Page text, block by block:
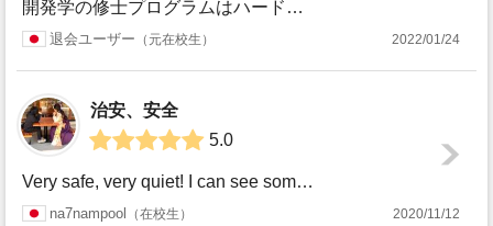
開発学の修士プログラムはハード。とにかく文献をたくさん読みチュートリアルで意見をディスカッションすることを求められる。 逆にフィールドリサーチは含まれてい...
退会ユーザー 元在校生 2022/01/24
治安、安全
5.0
Very safe, very quiet! I can see some students around the campus. It is locat...
na7nampool 在校生 2020/11/12